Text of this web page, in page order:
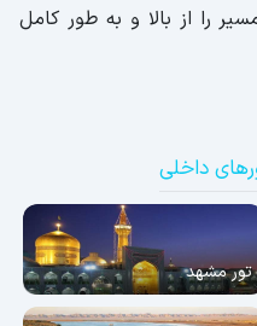
را از بالا و به طور کامل
داخلی
تور مشهد